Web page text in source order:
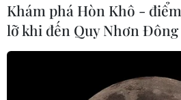
Khám phá Hòn Khô -
lỡ khi đến Quy Nhơn Đông